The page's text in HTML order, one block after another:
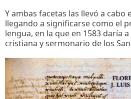
Y ambas facetas las llevó a
llegando a significarse como el
lengua, en la que en 1583 daría
cristiana y sermonario de los